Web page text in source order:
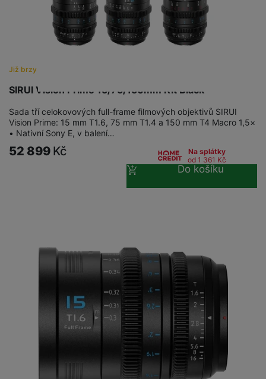
SIRUI Vision Prime 15/75/150mm Kit Black
Již brzy
Sada tří celokovových full-frame filmových objektivů SIRUI
Vision Prime: 15 mm T1.6, 75 mm T1.4 a 150 mm T4 Macro 1,5×
• Nativní Sony E, v balení…
52 899 Kč
Na splátky
od 1 361 Kč
Do košíku